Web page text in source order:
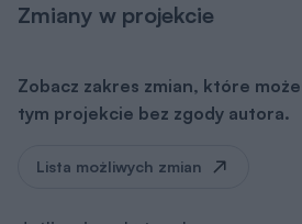
Zmiany w projekcie
Zobacz zakres zmian, które
tym projekcie bez zgody autora.
Lista możliwych zmian